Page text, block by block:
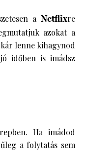
a Netflixre
azokat a
lenne kihagynod
időben is imádsz
Ha imádod
a folytatás sem